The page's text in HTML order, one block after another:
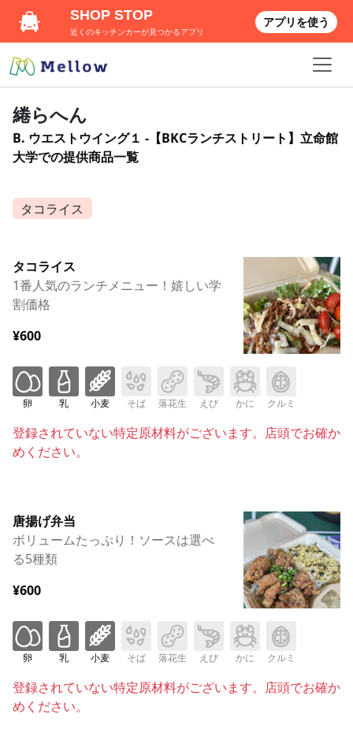
綣らへん
B. ウエストウイング１ -【BKCランチストリート】立命館
大学での提供商品一覧
タコライス
タコライス
1番人気のランチメニュー！嬉しい学
割価格
¥600
卵 乳 小麦 そば 落花生 えび かに クルミ
登録されていない特定原材料がございます。店頭でお確か
めください。
唐揚げ弁当
ボリュームたっぷり！ソースは選べ
る5種類
¥600
卵 乳 小麦 そば 落花生 えび かに クルミ
登録されていない特定原材料がございます。店頭でお確か
めください。
SHOP STOP
近くのキッチンカーが見つかるアプリ
アプリを使う